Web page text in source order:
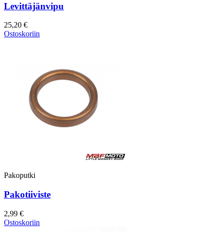
Levittäjänvipu
25,20 €
Ostoskoriin
Pakoputki
Pakotiiviste
2,99 €
Ostoskoriin